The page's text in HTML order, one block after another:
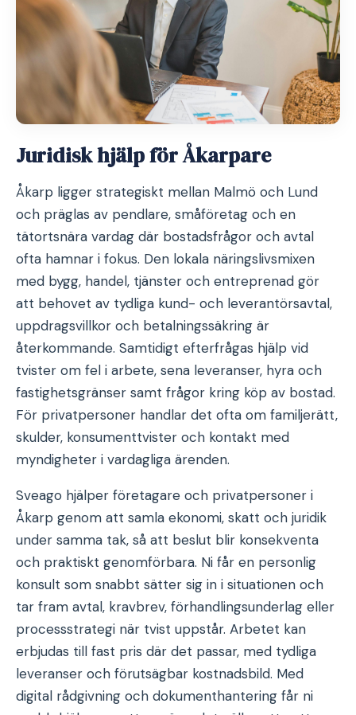
Juridisk hjälp för Åkarpare
Åkarp ligger strategiskt mellan Malmö och Lund
och präglas av pendlare, småföretag och en
tätortsnära vardag där bostadsfrågor och avtal
ofta hamnar i fokus. Den lokala näringslivsmixen
med bygg, handel, tjänster och entreprenad gör
att behovet av tydliga kund- och leverantörsavtal,
uppdragsvillkor och betalningssäkring är
återkommande. Samtidigt efterfrågas hjälp vid
tvister om fel i arbete, sena leveranser, hyra och
fastighetsgränser samt frågor kring köp av bostad.
För privatpersoner handlar det ofta om familjerätt,
skulder, konsumenttvister och kontakt med
myndigheter i vardagliga ärenden.
Sveago hjälper företagare och privatpersoner i
Åkarp genom att samla ekonomi, skatt och juridik
under samma tak, så att beslut blir konsekventa
och praktiskt genomförbara. Ni får en personlig
konsult som snabbt sätter sig in i situationen och
tar fram avtal, kravbrev, förhandlingsunderlag eller
processstrategi när tvist uppstår. Arbetet kan
erbjudas till fast pris där det passar, med tydliga
leveranser och förutsägbar kostnadsbild. Med
digital rådgivning och dokumenthantering får ni